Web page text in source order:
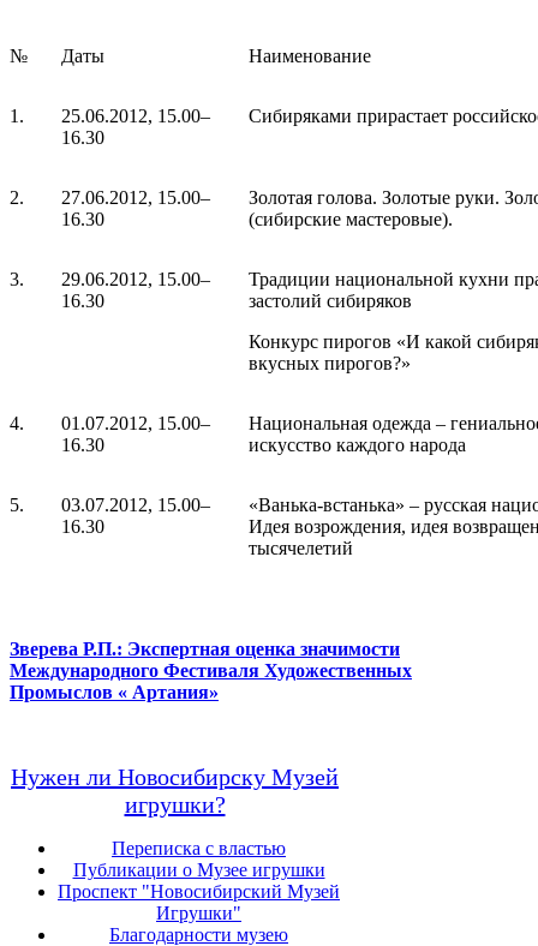
№ Даты Наименование
1.
25.06.2012, 15.00–
16.30
Сибиряками прирастает
2.
27.06.2012, 15.00–
16.30
Золотая голова. Золотые руки.
(сибирские мастеровые).
3.
29.06.2012, 15.00–
16.30
Традиции национальной кухни
застолий сибиряков
Конкурс пирогов «И какой
вкусных пирогов?»
4.
01.07.2012, 15.00–
16.30
Национальная одежда –
искусство каждого народа
5.
03.07.2012, 15.00–
16.30
«Ванька-встанька» – русская
Идея возрождения, идея
тысячелетий
Зверева Р.П.: Экспертная оценка значимости
Международного Фестиваля Художественных
Промыслов « Артания»
Нужен ли Новосибирску Музей
игрушки?
Переписка с властью
Публикации о Музее игрушки
Проспект "Новосибирский Музей
Игрушки"
Благодарности музею